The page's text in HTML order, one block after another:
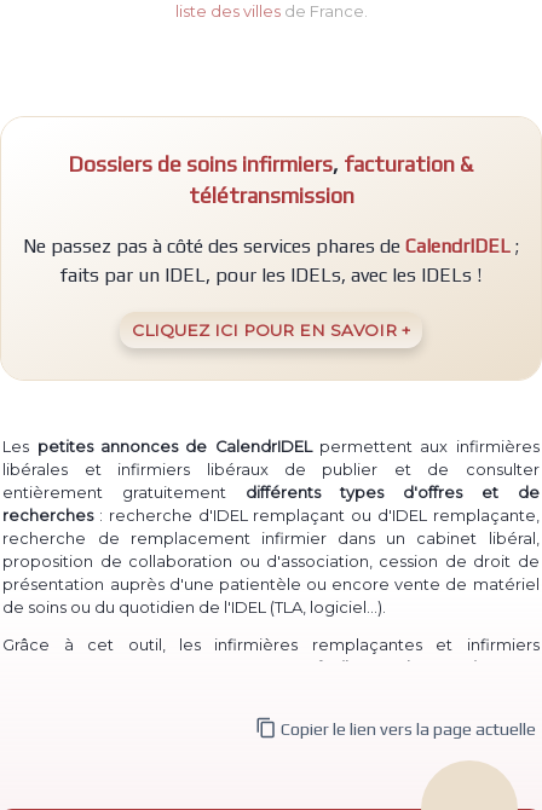
liste des villesde France.
Dossiers de soins infirmiers, facturation &
télétransmission
Ne passez pas à côté des services phares de CalendrIDEL ;
faits par un IDEL, pour les IDELs, avec les IDELs !
CLIQUEZ ICI POUR EN SAVOIR +
Les petites annonces de CalendrIDELpermettent aux infirmières
libérales et infirmiers libéraux de publier et de consulter
entièrement gratuitement différents types d'offres et de
recherches: recherche d'IDEL remplaçant ou d'IDEL remplaçante,
recherche de remplacement infirmier dans un cabinet libéral,
proposition de collaboration ou d'association, cession de droit de
présentation auprès d'une patientèle ou encore vente de matériel
de soins ou du quotidien de l'IDEL (TLA, logiciel...)
Grâce à cet outil, les infirmières remplaçantes et infirmiers
consulter les annonces de recherche
remplaçante et d'infirmier libéral remplaçant déjà publiées.
De même, des infirmières ou infirmiers titulaires peuvent aisément
recherche de collaborateur ou de collaboratrice
, ou
 Copier le lien vers la page actuelle